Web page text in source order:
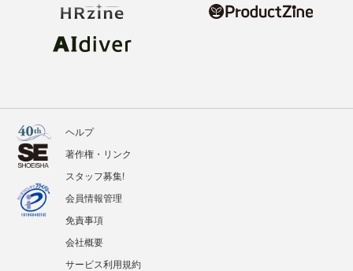
ヘルプ
著作権・リンク
スタッフ募集!
会員情報管理
免責事項
会社概要
サービス利用規約